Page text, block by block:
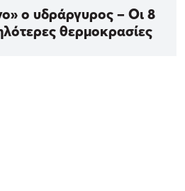
ο υδράργυρος – Οι 8
θερμοκρασίες